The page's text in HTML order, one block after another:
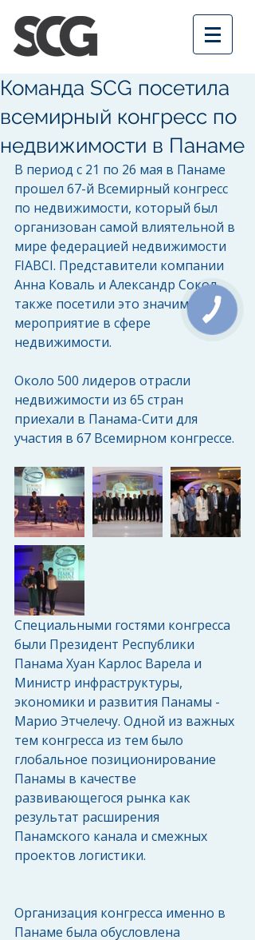
Команда SCG посетила
всемирный конгресс по
недвижимости в Панаме
В период с 21 по 26 мая в Панаме
прошел 67-й Всемирный конгресс
по недвижимости, который был
организован самой влиятельной в
мире федерацией недвижимости
FIABCI. Представители компании
Анна Коваль и Александр Сокол
также посетили это значимое
мероприятие в сфере
недвижимости.
Около 500 лидеров отрасли
недвижимости из 65 стран
приехали в Панама-Сити для
участия в 67 Всемирном конгрессе.
Специальными гостями конгресса
были Президент Республики
Панама Хуан Карлос Варела и
Министр инфраструктуры,
экономики и развития Панамы -
Марио Этчелечу. Одной из важных
тем конгресса из тем было
глобальное позиционирование
Панамы в качестве
развивающегося рынка как
результат расширения
Панамского канала и смежных
проектов логистики.
Организация конгресса именно в
Панаме была обусловлена